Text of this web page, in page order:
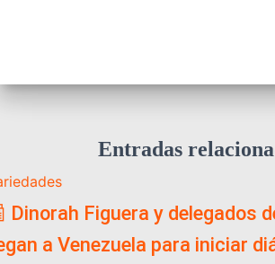
Entradas
Dinorah Figuera y delegados
a Venezuela para iniciar